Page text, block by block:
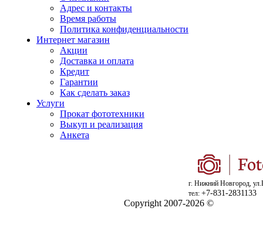
Адрес и контакты
Время работы
Политика конфиденциальности
Интернет магазин
Акции
Доставка и оплата
Кредит
Гарантии
Как сделать заказ
Услуги
Прокат фототехники
Выкуп и реализация
Анкета
г. Нижний Новгород,
тел: +7-831-2831133
Copyright 2007-2026 ©